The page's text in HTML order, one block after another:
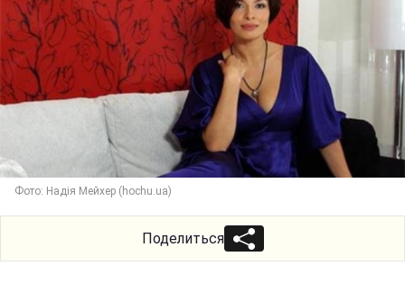
Фото: Надія Мейхер (hochu.ua)
Поделиться